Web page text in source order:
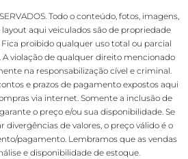
Todo o conteúdo, fotos, imagens,
aqui veiculados são de propriedade
Fica proibido qualquer uso total ou parcial
A violação de qualquer direito mencionado
na responsabilização cível e criminal.
e prazos de pagamento expostos aqui
via internet. Somente a inclusão de
o preço e/ou sua disponibilidade. Se
de valores, o preço válido é o
pagamento. Lembramos que as vendas
e disponibilidade de estoque.